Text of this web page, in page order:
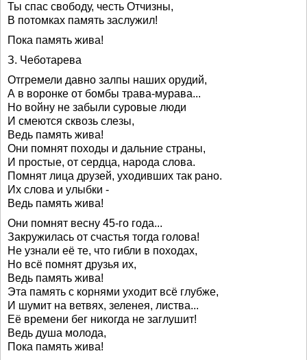
Ты спас свободу, честь Отчизны,
В потомках память заслужил!
Пока память жива!
З. Чеботарева
Отгремели давно залпы наших орудий,
А в воронке от бомбы трава-мурава...
Но войну не забыли суровые люди
И смеются сквозь слезы,
Ведь память жива!
Они помнят походы и дальние страны,
И простые, от сердца, народа слова.
Помнят лица друзей, уходивших так рано.
Их слова и улыбки -
Ведь память жива!
Они помнят весну 45-го года...
Закружилась от счастья тогда голова!
Не узнали её те, что гибли в походах,
Но всё помнят друзья их,
Ведь память жива!
Эта память с корнями уходит всё глубже,
И шумит на ветвях, зеленея, листва...
Её времени бег никогда не заглушит!
Ведь душа молода,
Пока память жива!